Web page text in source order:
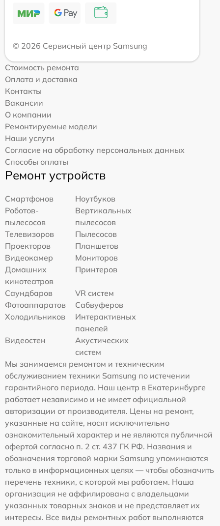
© 2026 Сервисный центр Samsung
Стоимость ремонта
Оплата и доставка
Контакты
Вакансии
О компании
Ремонтируемые модели
Наши услуги
Согласие на обработку персональных данных
Способы оплаты
Ремонт устройств
Смартфонов
Ноутбуков
Роботов-
пылесосов
Вертикальных
пылесосов
Телевизоров
Пылесосов
Проекторов
Планшетов
Видеокамер
Мониторов
Домашних
кинотеатров
Принтеров
Саундбаров
VR систем
Фотоаппаратов
Сабвуферов
Холодильников
Интерактивных
панелей
Видеостен
Акустических
систем
Мы занимаемся ремонтом и техническим
обслуживанием техники Samsung по истечении
гарантийного периода. Наш центр в Екатеринбурге
работает независимо и не имеет официальной
авторизации от производителя. Цены на ремонт,
указанные на сайте, носят исключительно
ознакомительный характер и не являются публичной
офертой согласно п. 2 ст. 437 ГК РФ. Названия и
обозначения торговой марки Samsung упоминаются
только в информационных целях — чтобы обозначить
перечень техники, с которой мы работаем. Наша
организация не аффилирована с владельцами
указанных товарных знаков и не представляет их
интересы. Все виды ремонтных работ выполняются